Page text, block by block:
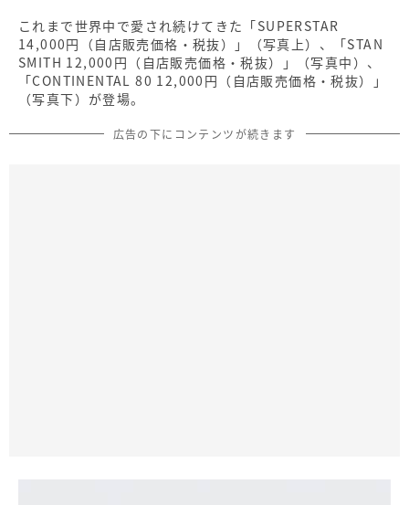
これまで世界中で愛され続けてきた「SUPERSTAR
14,000円（自店販売価格・税抜）」（写真上）、「STAN
SMITH 12,000円（自店販売価格・税抜）」（写真中）、
「CONTINENTAL 80 12,000円（自店販売価格・税抜）」
（写真下）が登場。
広告の下にコンテンツが続きます